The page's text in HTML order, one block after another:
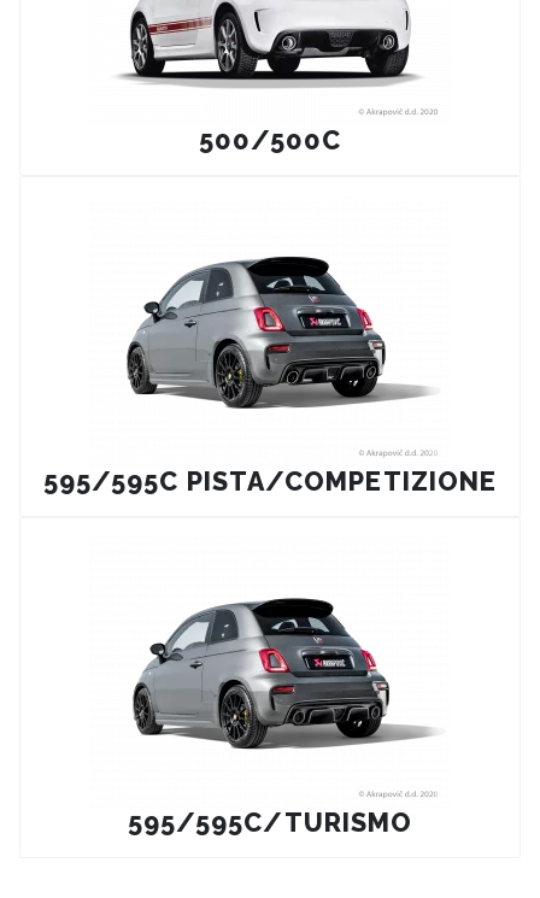
500/500C
595/595C PISTA/COMPETIZIONE
595/595C/TURISMO